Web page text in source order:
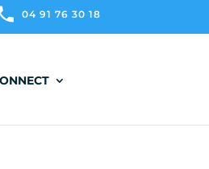
04 91 76 30 18